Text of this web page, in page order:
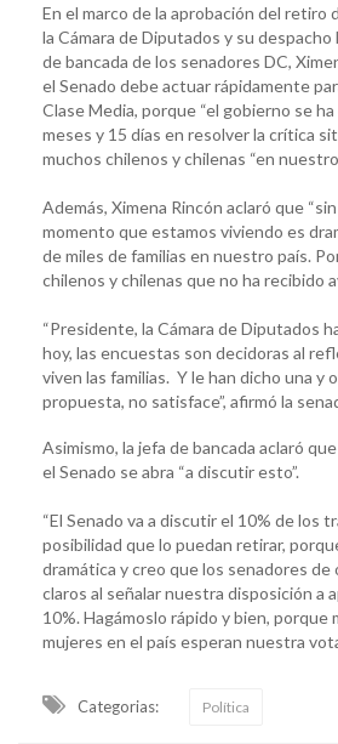
En el marco de la aprobación del retiro
la Cámara de Diputados y su despacho
de bancada de los senadores DC,
el Senado debe actuar rápidamente
Clase Media, porque “el gobierno se
meses y 15 días en resolver la crítica
muchos chilenos y chilenas “en nuestro
Además, Ximena Rincón aclaró que
momento que estamos viviendo es
de miles de familias en nuestro país.
chilenos y chilenas que no ha recibido
“Presidente, la Cámara de Diputados
hoy, las encuestas son decidoras al
viven las familias. Y le han dicho una y
propuesta, no satisface”, afirmó la
Asimismo, la jefa de bancada aclaró
el Senado se abra “a discutir esto”.
“El Senado va a discutir el 10% de los
posibilidad que lo puedan retirar,
dramática y creo que los senadores de
claros al señalar nuestra disposición a
10%. Hagámoslo rápido y bien, porque
mujeres en el país esperan nuestra
Categorias: Política